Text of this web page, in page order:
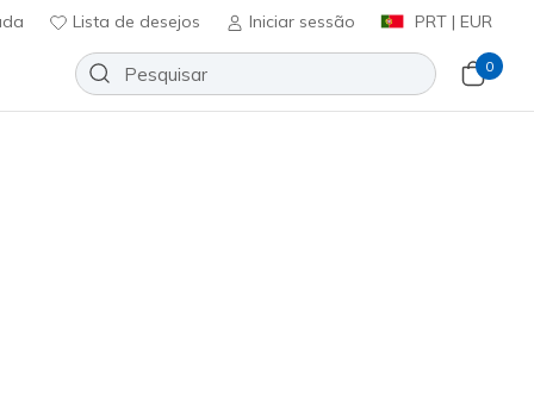
Lista de desejos Iniciar sessão PRT | EUR
0